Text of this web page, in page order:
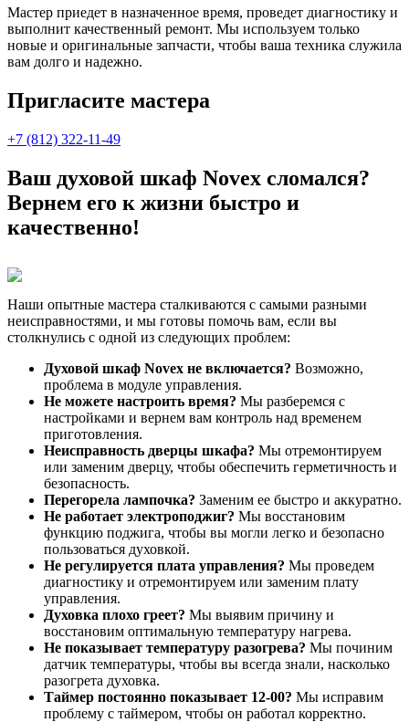
Мастер приедет в назначенное время, проведет диагностику и
выполнит качественный ремонт. Мы используем только
новые и оригинальные запчасти, чтобы ваша техника служила
вам долго и надежно.
Пригласите мастера
+7 (812) 322-11-49
Ваш духовой шкаф Novex сломался?
Вернем его к жизни быстро и
качественно!
Наши опытные мастера сталкиваются с самыми разными
неисправностями, и мы готовы помочь вам, если вы
столкнулись с одной из следующих проблем:
Духовой шкаф Novex не включается? Возможно,
проблема в модуле управления.
Не можете настроить время? Мы разберемся с
настройками и вернем вам контроль над временем
приготовления.
Неисправность дверцы шкафа? Мы отремонтируем
или заменим дверцу, чтобы обеспечить герметичность и
безопасность.
Перегорела лампочка? Заменим ее быстро и аккуратно.
Не работает электроподжиг? Мы восстановим
функцию поджига, чтобы вы могли легко и безопасно
пользоваться духовкой.
Не регулируется плата управления? Мы проведем
диагностику и отремонтируем или заменим плату
управления.
Духовка плохо греет? Мы выявим причину и
восстановим оптимальную температуру нагрева.
Не показывает температуру разогрева? Мы починим
датчик температуры, чтобы вы всегда знали, насколько
разогрета духовка.
Таймер постоянно показывает 12-00? Мы исправим
проблему с таймером, чтобы он работал корректно.